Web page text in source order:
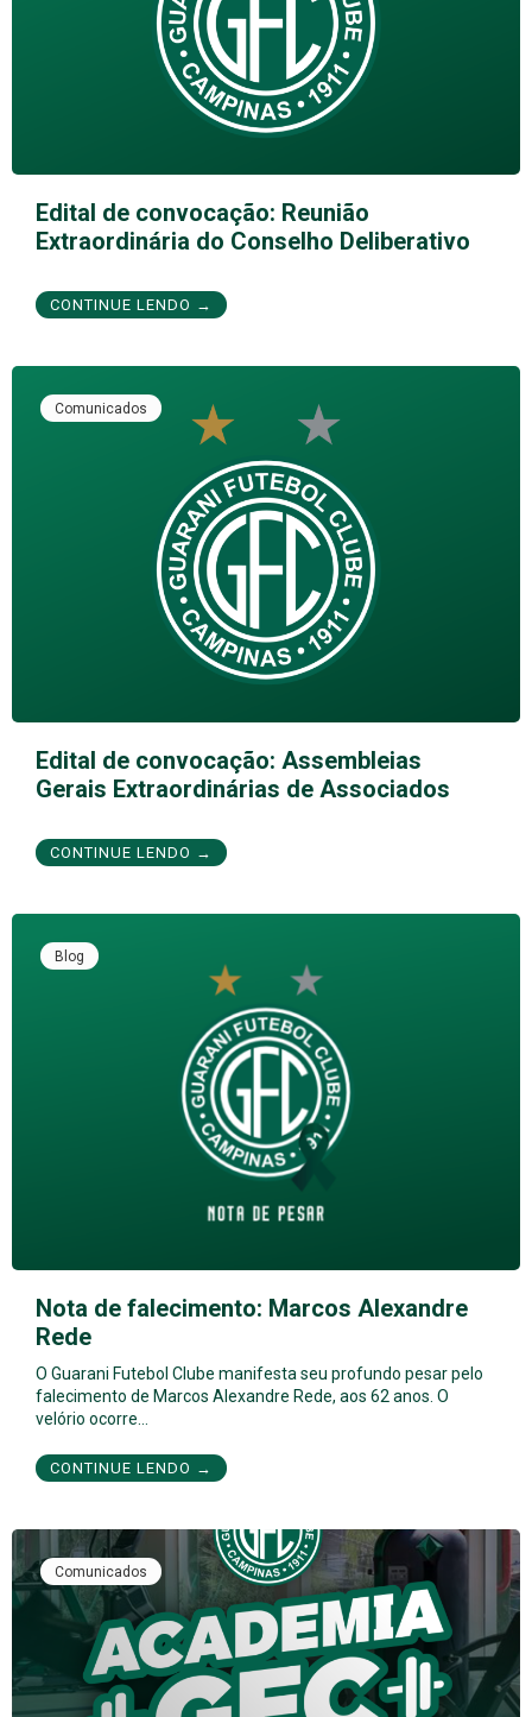
Edital de convocação: Reunião
Extraordinária do Conselho Deliberativo
CONTINUE LENDO →
Comunicados
Edital de convocação: Assembleias
Gerais Extraordinárias de Associados
CONTINUE LENDO →
Blog
Nota de falecimento: Marcos Alexandre
Rede
O Guarani Futebol Clube manifesta seu profundo pesar pelo
falecimento de Marcos Alexandre Rede, aos 62 anos. O
velório ocorre…
CONTINUE LENDO →
Comunicados